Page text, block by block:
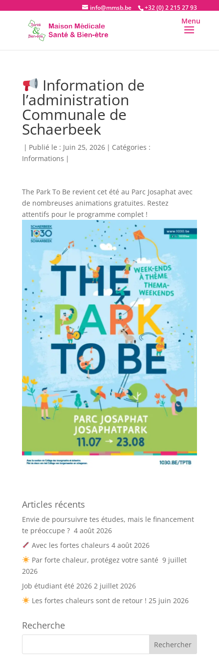
+32 (0) 2 215 27 93
info@mmsb.be
Information de
l’administration
Communale de
Schaerbeek
| Publié le : Juin 25, 2026 | Catégories :
Informations |
The Park To Be revient cet été au Parc Josaphat avec
de nombreuses animations gratuites. Restez
attentifs pour le programme complet !
Articles récents
Envie de poursuivre tes études, mais le financement
te préoccupe ? 4 août 2026
Avec les fortes chaleurs 4 août 2026
Par forte chaleur, protégez votre santé 9 juillet
2026
Job étudiant été 2026 2 juillet 2026
Les fortes chaleurs sont de retour ! 25 juin 2026
Recherche